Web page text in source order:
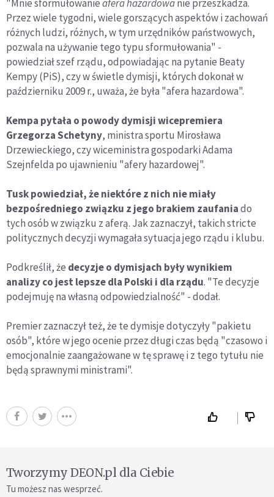
"Mnie sformułowanieafera hazardowanie przeszkadza.
Przez wiele tygodni, wiele gorszących aspektów i zachowań
różnych ludzi, różnych, w tym urzędników państwowych,
pozwala na używanie tego typu sformułowania" -
powiedział szef rządu, odpowiadając na pytanie Beaty
Kempy (PiS), czy w świetle dymisji, których dokonał w
październiku 2009 r., uważa, że była "afera hazardowa".
Kempa pytała o powody dymisji wicepremiera
Grzegorza Schetyny, ministra sportu Mirosława
Drzewieckiego, czy wiceministra gospodarki Adama
Szejnfelda po ujawnieniu "afery hazardowej".
Tusk powiedział, że niektóre z nich nie miały
bezpośredniego związku z jego brakiem zaufaniado
tych osób w związku z aferą. Jak zaznaczył, takich stricte
politycznych decyzji wymagała sytuacja jego rządu i klubu.
Podkreślił, że decyzje o dymisjach były wynikiem
analizy co jest lepsze dla Polski i dla rządu. "Te decyzje
podejmuję na własną odpowiedzialność" - dodał.
Premier zaznaczył też, że te dymisje dotyczyły "pakietu
osób", które w jego ocenie przez długi czas będą "czasowo i
emocjonalnie zaangażowane w tę sprawę i z tego tytułu nie
będą sprawnymi ministrami".
Tworzymy DEON.pl dla Ciebie
Tu możesz nas wesprzeć.